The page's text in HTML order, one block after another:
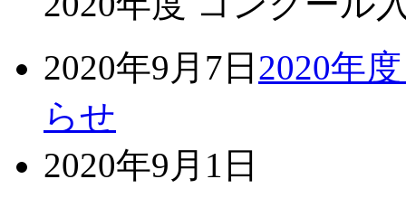
2020年9月7日 2020年
らせ
2020年9月1日